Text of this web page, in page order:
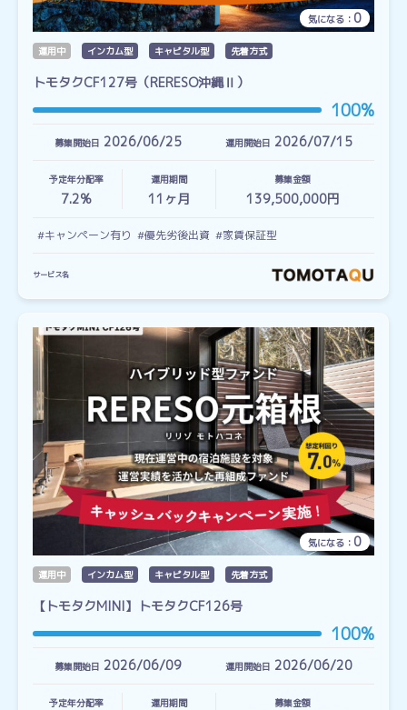
気になる： 0
運用中 インカム型 キャピタル型 先着方式
トモタクCF127号（RERESO沖縄Ⅱ）
100%
募集開始日 2026/06/25 運用開始日 2026/07/15
予定年分配率
7.2%
運用期間
11 ヶ月
募集金額
139,500,000円
#キャンペーン有り #優先劣後出資 #家賃保証型
サービス名
気になる： 0
運用中 インカム型 キャピタル型 先着方式
【トモタクMINI】トモタクCF126号
100%
募集開始日 2026/06/09 運用開始日 2026/06/20
予定年分配率 運用期間 募集金額